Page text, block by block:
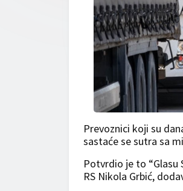
Prevoznici koji su
sastaće se sutra sa
Potvrdio je to “Glasu
RS Nikola Grbić,